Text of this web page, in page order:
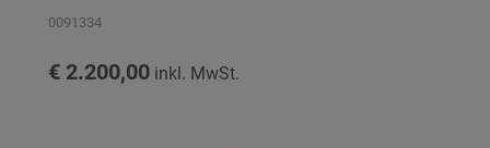
0091334
€ 2.200,00